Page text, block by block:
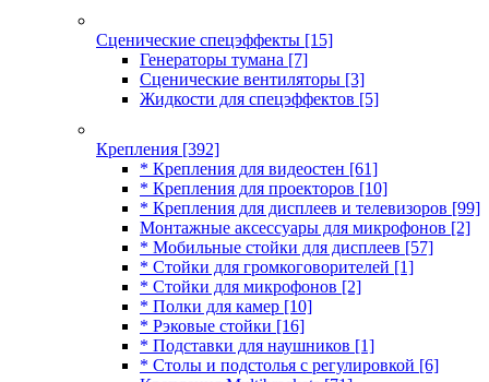
Сценические спецэффекты [15]
Генераторы тумана [7]
Сценические вентиляторы [3]
Жидкости для спецэффектов [5]
Крепления [392]
* Крепления для видеостен [61]
* Крепления для проекторов [10]
* Крепления для дисплеев и телевизоров [99]
Монтажные аксессуары для микрофонов [2]
* Мобильные стойки для дисплеев [57]
* Стойки для громкоговорителей [1]
* Стойки для микрофонов [2]
* Полки для камер [10]
* Рэковые стойки [16]
* Подставки для наушников [1]
* Столы и подстолья с регулировкой [6]